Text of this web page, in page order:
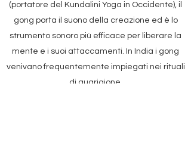
(portatore del Kundalini Yoga in Occidente), il
gong porta il suono della creazione ed è lo
strumento sonoro più efficace per liberare la
mente e i suoi attaccamenti. In India i gong
venivano frequentemente impiegati nei rituali
di guarigione.